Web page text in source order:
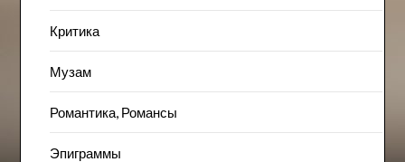
Критика
Музам
Романтика, Романсы
Эпиграммы